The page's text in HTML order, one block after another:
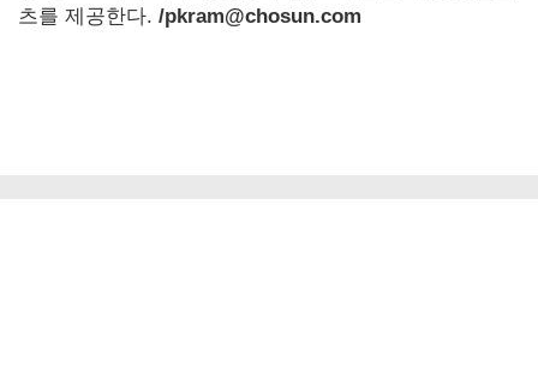
츠를 제공한다. /pkram@chosun.com